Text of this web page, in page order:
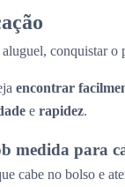
conquistar o
encontrar
e rapidez.
medida para
cabe no bolso e